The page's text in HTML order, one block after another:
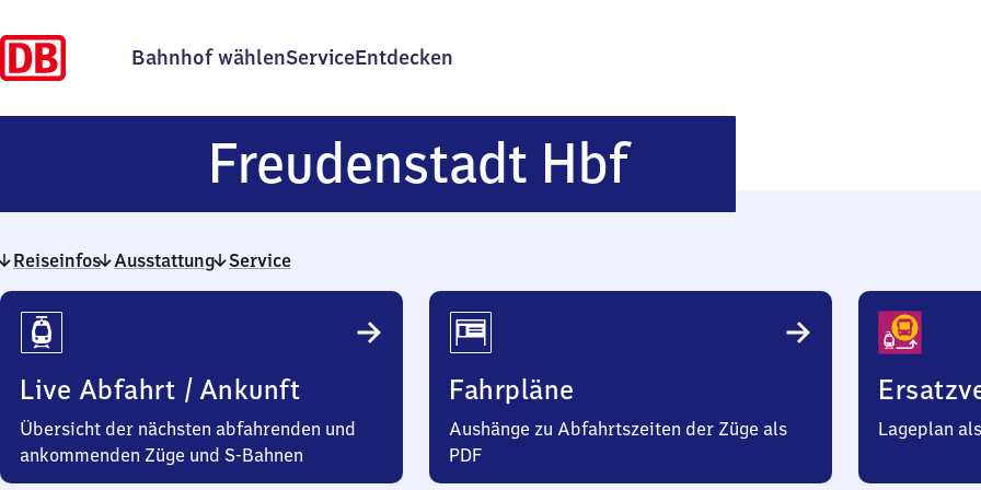
Bahnhof wählenServiceEntdecken
Freudenstadt HbfFreudenstadt
Hauptbahnhof
Reiseinfos Ausstattung Service
Reiseinfos
Live Abfahrt / Ankunft
Übersicht der nächsten abfahrenden und
ankommenden Züge und S-Bahnen
Fahrpläne
Aushänge zu Abfahrtszeiten der Züge als
PDF
Lageplan